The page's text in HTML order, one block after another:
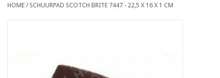
Blog
HOME/SCHUURPAD SCOTCH BRITE 7447 - 22,5 X 16 X 1 CM